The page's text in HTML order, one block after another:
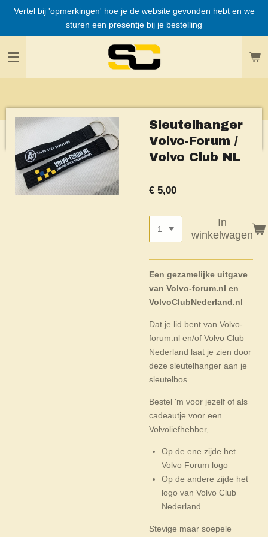
Ga
de
Vertel bij 'opmerkingen' hoe je de website gevonden hebt en we
sturen een presentje bij je bestelling
Sleutelhanger
Volvo-Forum /
Volvo Club NL
€ 5,00
In
winkelwagen
Een gezamelijke uitgave
van Volvo-forum.nl en
VolvoClubNederland.nl
Dat je lid bent van Volvo-
forum.nl en/of Volvo Club
Nederland laat je zien door
deze sleutelhanger aan je
sleutelbos.
Bestel 'm voor jezelf of als
cadeautje voor een
Volvoliefhebber,
Op de ene zijde het
Volvo Forum logo
Op de andere zijde het
logo van Volvo Club
Nederland
Stevige maar soepele